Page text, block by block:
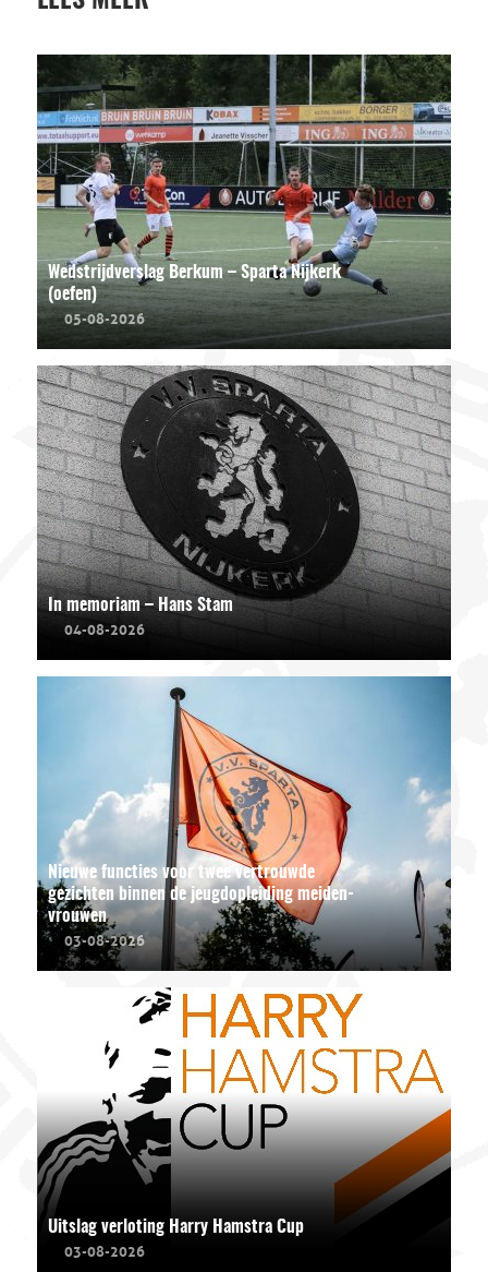
Wedstrijdverslag Berkum – Sparta Nijkerk
(oefen)
05-08-2026
In memoriam – Hans Stam
04-08-2026
Nieuwe functies voor twee vertrouwde
gezichten binnen de jeugdopleiding meiden-
vrouwen
03-08-2026
Uitslag verloting Harry Hamstra Cup
03-08-2026